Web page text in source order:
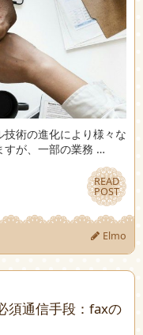
術の進化により様々な
すが、一部の業務 …
READ
POST
READ
POST
Elmo
須通信手段：faxの